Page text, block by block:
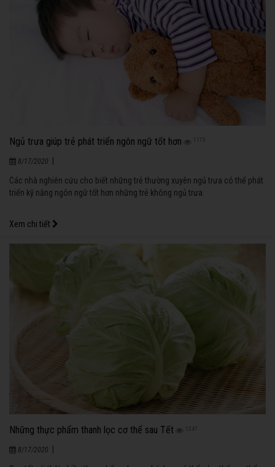
Ngủ trưa giúp trẻ phát triển ngôn ngữ tốt hơn 1173
8/17/2020
Các nhà nghiên cứu cho biết những trẻ thường xuyên ngủ trưa có thể phát
triển kỹ năng ngôn ngữ tốt hơn những trẻ không ngủ trưa.
Xem chi tiết
Những thực phẩm thanh lọc cơ thể sau Tết 1247
8/17/2020